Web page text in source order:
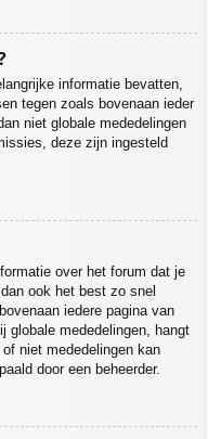
informatie bevatten,
tegen zoals bovenaan ieder
niet globale mededelingen
deze zijn ingesteld
over het forum dat je
ook het best zo snel
iedere pagina van
globale mededelingen, hangt
niet mededelingen kan
door een beheerder.